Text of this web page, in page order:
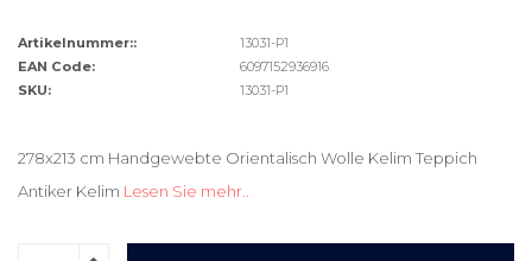
Artikelnummer::
13031-P1
EAN Code:
6097152936916
SKU:
13031-P1
278x213 cm Handgewebte Orientalisch Wolle Kelim Teppich
Antiker Kelim Lesen Sie mehr..